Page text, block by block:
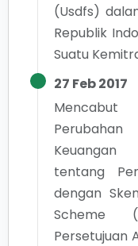
(Usdfs)
Republik
Suatu
27 Feb 2017
Mencabut
Keuangan
tentang
dengan
Scheme
Persetujuan